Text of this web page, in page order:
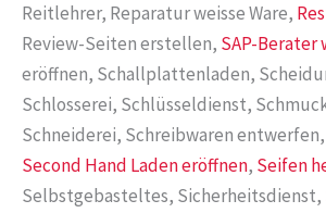
Reitlehrer, Reparatur weisse Ware,
Review-Seiten erstellen, SAP-Berater
eröffnen, Schallplattenladen,
Schlosserei, Schlüsseldienst,
Schneiderei, Schreibwaren
Second Hand Laden eröffnen, Seifen
Selbstgebasteltes, Sicherheitsdienst,